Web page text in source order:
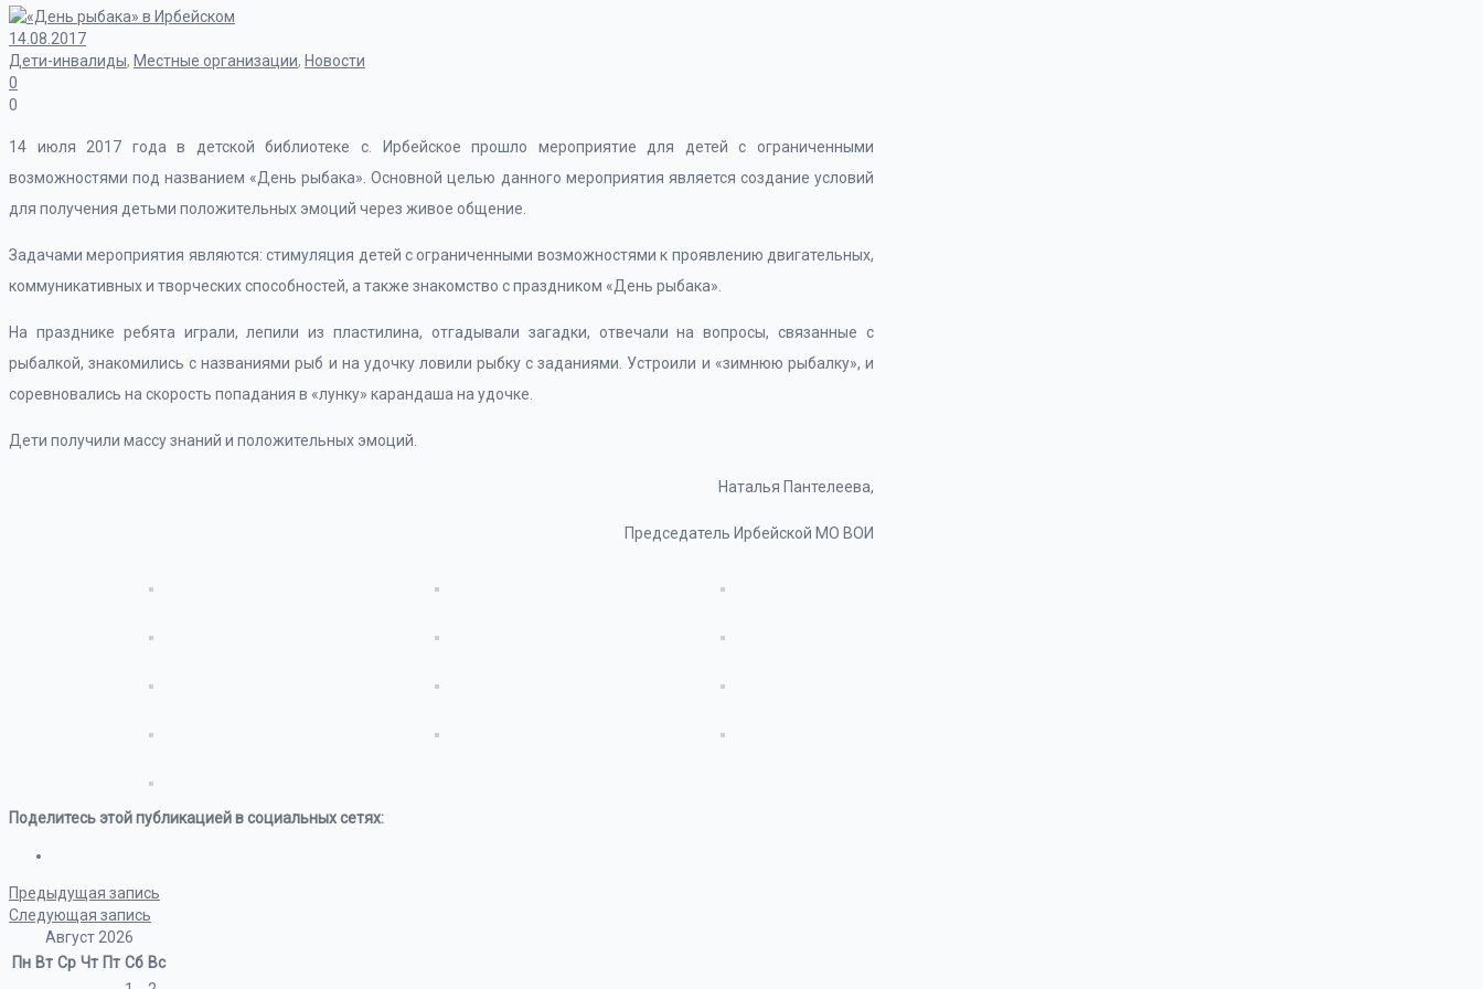
14.08.2017
Дети-инвалиды, Местные организации, Новости
0
0
14 июля 2017 года в детской библиотеке с. Ирбейское прошло мероприятие для детей с ограниченными
возможностями под названием «День рыбака». Основной целью данного мероприятия является создание условий
для получения детьми положительных эмоций через живое общение.
Задачами мероприятия являются: стимуляция детей с ограниченными возможностями к проявлению двигательных,
коммуникативных и творческих способностей, а также знакомство с праздником «День рыбака».
На празднике ребята играли, лепили из пластилина, отгадывали загадки, отвечали на вопросы, связанные с
рыбалкой, знакомились с названиями рыб и на удочку ловили рыбку с заданиями. Устроили и «зимнюю рыбалку», и
соревновались на скорость попадания в «лунку» карандаша на удочке.
Дети получили массу знаний и положительных эмоций.
Наталья Пантелеева,
Председатель Ирбейской МО ВОИ
Поделитесь этой публикацией в социальных сетях:
Предыдущая запись
Следующая запись
Август 2026
Пн Вт Ср Чт Пт Сб Вс